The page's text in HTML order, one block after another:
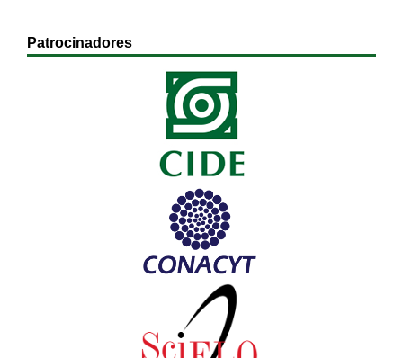
Patrocinadores